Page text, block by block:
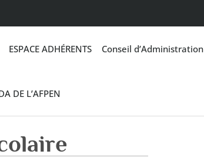
ESPACE ADHÉRENTS Conseil d’Administration
DE L’AFPEN